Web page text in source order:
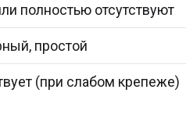
полностью отсутствуют
простой
(при слабом крепеже)